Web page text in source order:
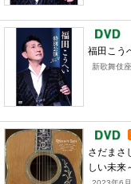
福田こう
新歌舞伎
さだまさ
しい未来